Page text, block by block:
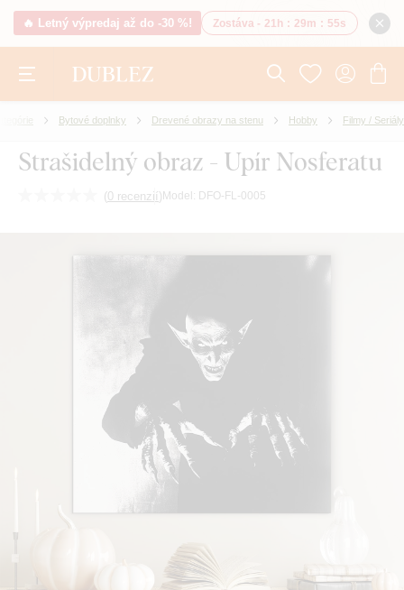
🔥 Letný výpredaj až do -30 %! Zostáva - 21h : 29m : 55s
Bytové doplnky Drevené obrazy na stenu Hobby Filmy / Seriály
Strašidelný obraz - Upír Nosferatu
(0 recenzií) Model: DFO-FL-0005